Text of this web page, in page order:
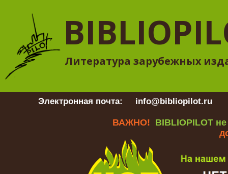
Литература зарубежных
Электронная почта: info@bibliopilot.ru
ВАЖНО! BIBLIOPILOT